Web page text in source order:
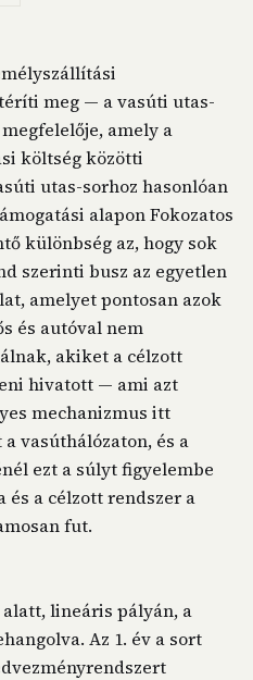
meg — a vasúti utas-
amely a
költség közötti
utas-sorhoz hasonlóan
alapon Fokozatos
különbség az, hogy sok
szerinti busz az egyetlen
amelyet pontosan azok
és autóval nem
akiket a célzott
hivatott — ami azt
mechanizmus itt
vasúthálózaton, és a
ezt a súlyt figyelembe
és a célzott rendszer a
fut.
lineáris pályán, a
Az 1. év a sort